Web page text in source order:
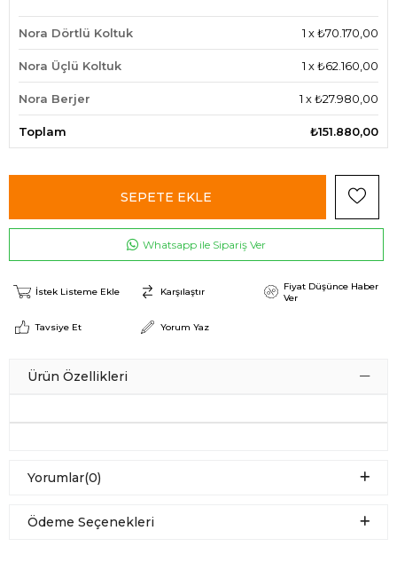
Nora Dörtlü Koltuk 1 x ₺70.170,00
Nora Üçlü Koltuk 1 x ₺62.160,00
Nora Berjer 1 x ₺27.980,00
Toplam ₺151.880,00
Whatsapp ile Sipariş Ver
İstek Listeme Ekle Karşılaştır
Fiyat Düşünce Haber
Ver
Tavsiye Et Yorum Yaz
Ürün Özellikleri
Yorumlar(0)
Ödeme Seçenekleri